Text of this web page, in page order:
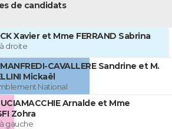
de candidats
Xavier et Mme FERRAND Sabrina
droite
CAVALLERE Sandrine et M.
Mickaël
National
Arnalde et Mme
Zohra
gauche